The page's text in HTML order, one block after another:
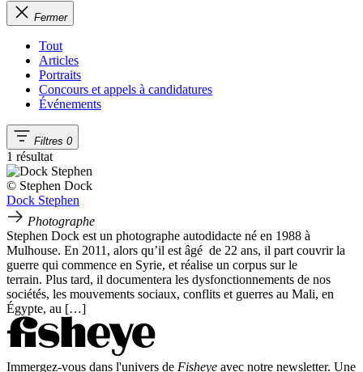
Fermer
Tout
Articles
Portraits
Concours et appels à candidatures
Événements
Filtres 0
1 résultat
© Stephen Dock
Dock Stephen
Photographe
Stephen Dock est un photographe autodidacte né en 1988 à
Mulhouse. En 2011, alors qu’il est âgé de 22 ans, il part couvrir la
guerre qui commence en Syrie, et réalise un corpus sur le
terrain. Plus tard, il documentera les dysfonctionnements de nos
sociétés, les mouvements sociaux, conflits et guerres au Mali, en
Égypte, au […]
Immergez-vous dans l'univers de Fisheye avec notre newsletter. Une